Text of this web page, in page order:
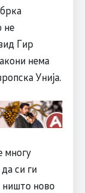
не
Гир
нема
Унија.
многу
си ги
ништо ново